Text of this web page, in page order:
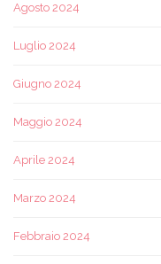
Agosto 2024
Luglio 2024
Giugno 2024
Maggio 2024
Aprile 2024
Marzo 2024
Febbraio 2024